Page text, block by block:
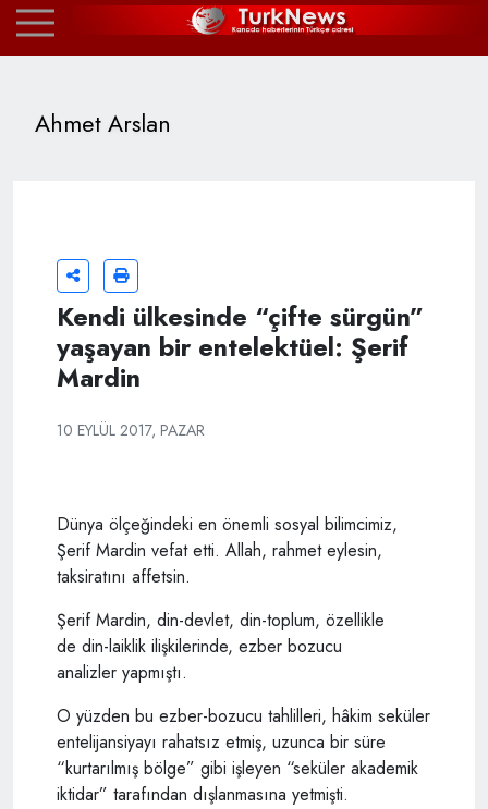
Ahmet Arslan
Kendi ülkesinde “çifte sürgün”
yaşayan bir entelektüel: Şerif
Mardin
10 EYLÜL 2017, PAZAR
Dünya ölçeğindeki en önemli sosyal bilimcimiz,
Şerif Mardin vefat etti. Allah, rahmet eylesin,
taksiratını affetsin.
Şerif Mardin, din-devlet, din-toplum, özellikle
de din-laiklik ilişkilerinde, ezber bozucu
analizler yapmıştı.
O yüzden bu ezber-bozucu tahlilleri, hâkim seküler
entelijansiyayı rahatsız etmiş, uzunca bir süre
“kurtarılmış bölge” gibi işleyen “seküler akademik
iktidar” tarafından dışlanmasına yetmişti.